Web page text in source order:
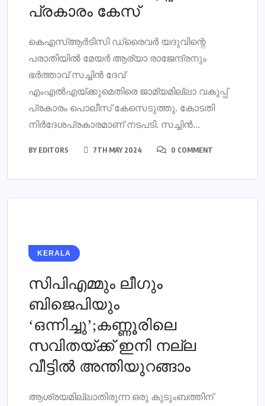
പ്രകാരം കേസ്
കെഎസ്ആര്‍ടിസി ഡ്രൈവര്‍ യദുവിന്റെ
പരാതിയില്‍ മേയര്‍ ആര്യാ രാജേന്ദ്രനും
ഭര്‍ത്താവ് സച്ചിന്‍ ദേവ്
എംഎല്‍എയ്ക്കുമെതിരെ ജാമ്യമില്ലാ വകുപ്പ്
പ്രകാരം പൊലീസ് കേസെടുത്തു. കോടതി
നിര്‍ദേശപ്രകാരമാണ് നടപടി. സച്ചിന്‍...
BY EDITORS 7TH MAY 2024 0 COMMENT
KERALA
സിപിഎമ്മും ലീ​ഗും
ബിജെപിയും
‘ഒന്നിച്ചു’;കണ്ണൂരിലെ
സവിതയ്‌ക്ക് ഇനി നല്ല
വീട്ടിൽ അന്തിയുറങ്ങാം
ആശ്രയമില്ലാതിരുന്ന ഒരു കുടുംബത്തിന്